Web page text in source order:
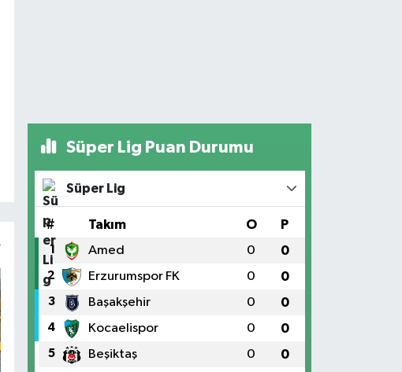
Süper Lig Puan Durumu
Süper Lig
# Takım O P
1 Amed 0 0
2 Erzurumspor FK 0 0
3 Başakşehir 0 0
4 Kocaelispor 0 0
5 Beşiktaş 0 0